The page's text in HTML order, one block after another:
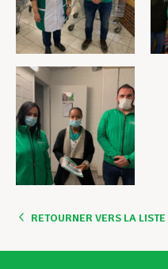
RETOURNER VERS LA LISTE